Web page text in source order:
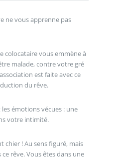
ne vous apprenne pas
colocataire vous emmène à
malade, contre votre gré
est faite avec ce
du rêve.
émotions vécues : une
votre intimité.
chier ! Au sens figuré, mais
rêve. Vous êtes dans une